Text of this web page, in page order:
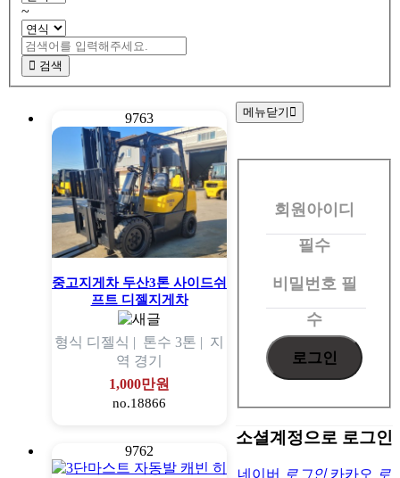
~
검색
9763
중고지게차 두산3톤 사이드쉬
프트 디젤지게차
형식 디젤식 | 톤수 3톤 | 지
역 경기
1,000만원
no.18866
9762
메뉴닫기
회
회원아이디
필수
비밀번호 필
수
소셜계정으로 로그인
네이버 로그인 카카오 로